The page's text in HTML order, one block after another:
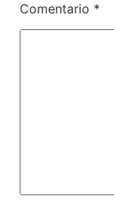
Comentario *